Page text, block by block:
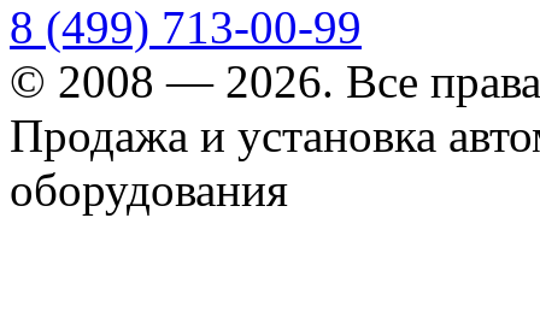
8 (499) 713-00-99
© 2008 — 2026. Все
Продажа и установка
оборудования